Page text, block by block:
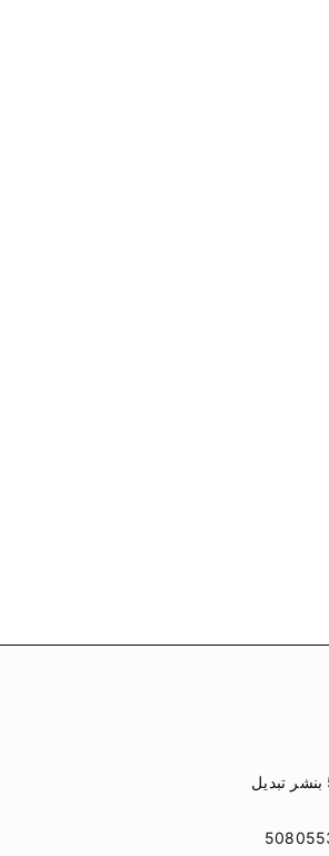
بنشر متنقل الكويت 50805535 بنشر تبديل
على الطريق 50805535